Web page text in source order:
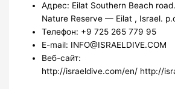
Адрес: Eilat Southern Beach
Nature Reserve — Eilat , Israel.
Телефон: +9 725 265 779 95
E-mail: INFO@ISRAELDIVE.COM
Веб-сайт:
http://israeldive.com/en/ http://